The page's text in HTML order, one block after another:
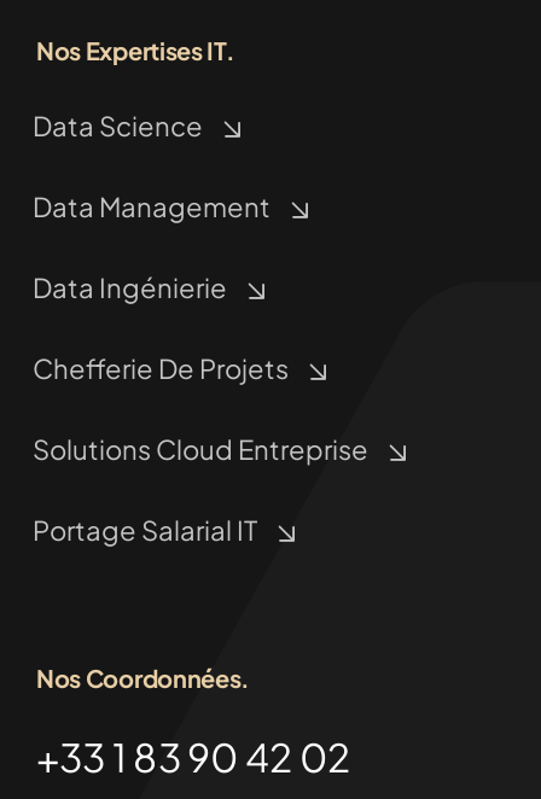
Nos Expertises IT.
Data Science
Data Management
Data Ingénierie
Chefferie De Projets
Solutions Cloud Entreprise
Portage Salarial IT
Nos Coordonnées.
+33 1 83 90 42 02